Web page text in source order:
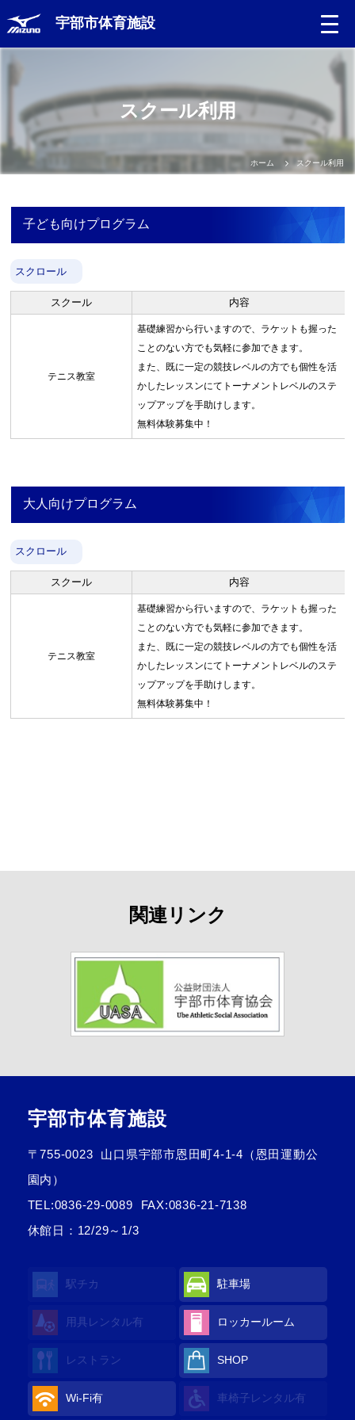
宇部市体育施設
スクール利用
ホーム スクール利用
子ども向けプログラム
スクロール
スクール 内容
テニス教室
基礎練習から行いますので、ラケットも握った
ことのない方でも気軽に参加できます。
また、既に一定の競技レベルの方でも個性を活
かしたレッスンにてトーナメントレベルのステ
ップアップを手助けします。
無料体験募集中！
大人向けプログラム
スクロール
スクール 内容
テニス教室
基礎練習から行いますので、ラケットも握った
ことのない方でも気軽に参加できます。
また、既に一定の競技レベルの方でも個性を活
かしたレッスンにてトーナメントレベルのステ
ップアップを手助けします。
無料体験募集中！
関連リンク
宇部市体育施設
〒755-0023
山口県宇部市恩田町4-1-4（恩田運動公
園内）
TEL:0836-29-0089
FAX:0836-21-7138
休館日：12/29～1/3
駅チカ 駐車場
用具レンタル有 ロッカールーム
レストラン SHOP
Wi-Fi有 車椅子レンタル有